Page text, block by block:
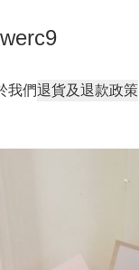
我們退貨及退款政策